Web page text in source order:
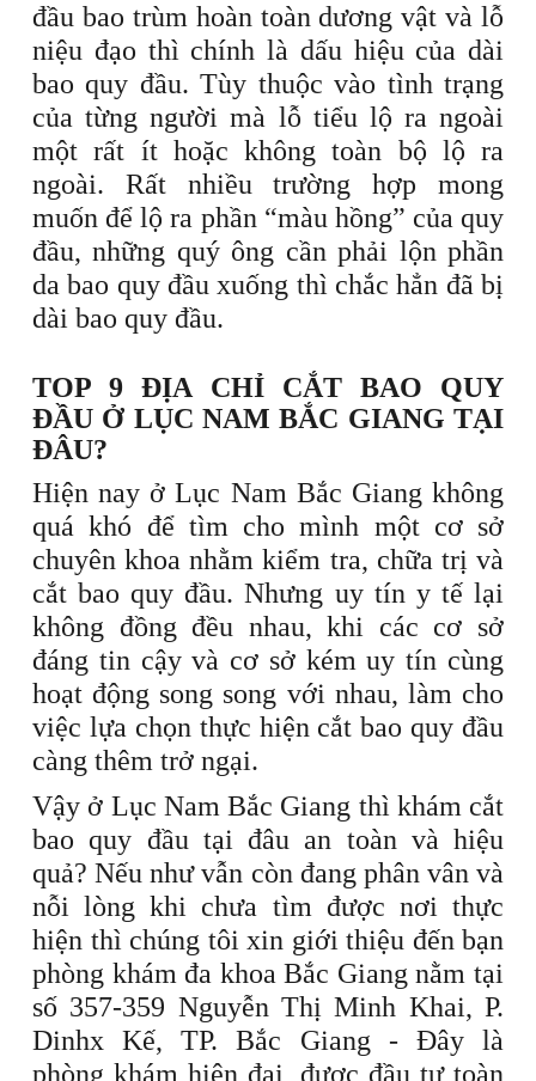
đầu bao trùm hoàn toàn dương vật và lỗ
niệu đạo thì chính là dấu hiệu của dài
bao quy đầu. Tùy thuộc vào tình trạng
của từng người mà lỗ tiểu lộ ra ngoài
một rất ít hoặc không toàn bộ lộ ra
ngoài. Rất nhiều trường hợp mong
muốn để lộ ra phần “màu hồng” của quy
đầu, những quý ông cần phải lộn phần
da bao quy đầu xuống thì chắc hẳn đã bị
dài bao quy đầu.
TOP 9 ĐỊA CHỈ CẮT BAO QUY
ĐẦU Ở LỤC NAM BẮC GIANG TẠI
ĐÂU?
Hiện nay ở Lục Nam Bắc Giang không
quá khó để tìm cho mình một cơ sở
chuyên khoa nhằm kiểm tra, chữa trị và
cắt bao quy đầu. Nhưng uy tín y tế lại
không đồng đều nhau, khi các cơ sở
đáng tin cậy và cơ sở kém uy tín cùng
hoạt động song song với nhau, làm cho
việc lựa chọn thực hiện cắt bao quy đầu
càng thêm trở ngại.
Vậy ở Lục Nam Bắc Giang thì khám cắt
bao quy đầu tại đâu an toàn và hiệu
quả? Nếu như vẫn còn đang phân vân và
nỗi lòng khi chưa tìm được nơi thực
hiện thì chúng tôi xin giới thiệu đến bạn
phòng khám đa khoa Bắc Giang nằm tại
số 357-359 Nguyễn Thị Minh Khai, P.
Dinhx Kế, TP. Bắc Giang - Đây là
phòng khám hiện đại, được đầu tư toàn